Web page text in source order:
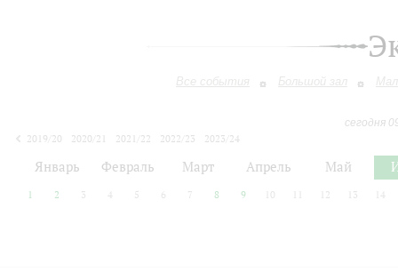
Все события Большой зал
сегодня
2019/20
2020/21 2021/22 2022/23
2023/24
Январь Февраль Март Апрель Май
1 2 3 4 5 6 7 8 9 10 12 13 14